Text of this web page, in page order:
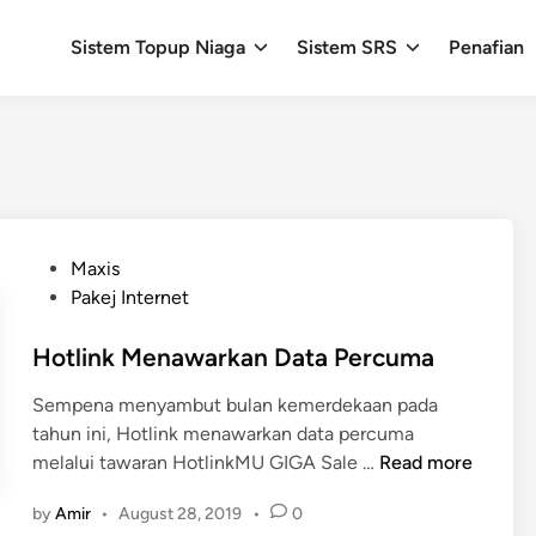
Sistem Topup Niaga Sistem SRS Penafian
t
d
i
n
Maxis
Pakej Internet
Hotlink Menawarkan Data Percuma
Sempena menyambut bulan kemerdekaan pada
tahun ini, Hotlink menawarkan data percuma
melalui tawaran HotlinkMU GIGA Sale … H
Read more
byAmir • August 28, 2019 • 0